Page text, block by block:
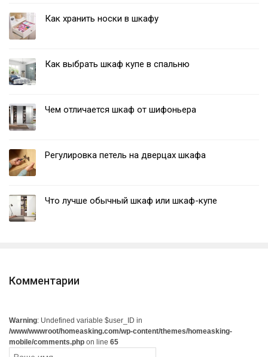
Как хранить носки в шкафу
Как выбрать шкаф купе в спальню
Чем отличается шкаф от шифоньера
Регулировка петель на дверцах шкафа
Что лучше обычный шкаф или шкаф-купе
Комментарии
Warning: Undefined variable $user_ID in
/www/wwwroot/homeasking.com/wp-content/themes/homeasking-
mobile/comments.php on line 65